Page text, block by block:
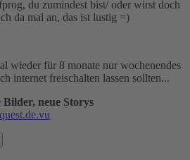
du zumindest bist/ oder wirst doch
da mal an, das ist lustig =)
wieder für 8 monate nur wochenendes
internet freischalten lassen sollten...
Bilder, neue Storys